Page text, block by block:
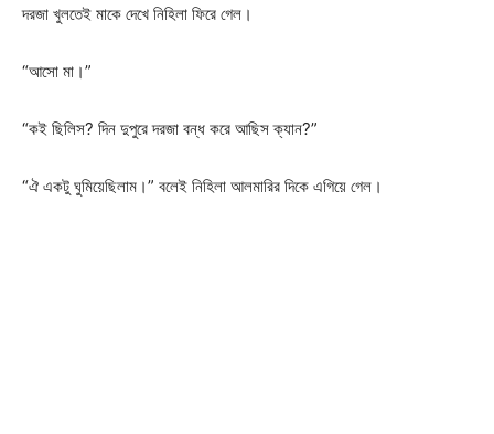
দরজা খুলতেই মাকে দেখে নিহিলা ফিরে গেল।
“আসো মা।”
“কই ছিলিস? দিন দুপুরে দরজা বন্ধ করে আছিস ক্যান?”
“ঐ একটু ঘুমিয়েছিলাম।” বলেই নিহিলা আলমারির দিকে এগিয়ে গেল।